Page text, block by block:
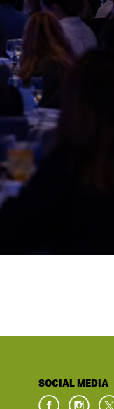
SOCIAL MEDIA